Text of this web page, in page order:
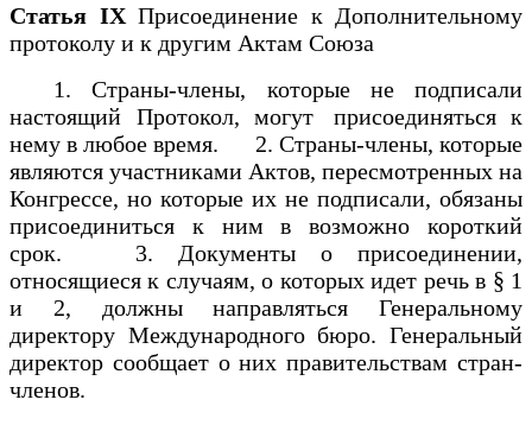
Статья IXПрисоединение к Дополнительному
протоколу и к другим Актам Союза
1. Страны-члены, которые не подписали
настоящий Протокол, могут присоединяться к
нему в любое время. 2. Страны-члены, которые
являются участниками Актов, пересмотренных на
Конгрессе, но которые их не подписали, обязаны
присоединиться к ним в возможно короткий
срок. 3. Документы о присоединении,
относящиеся к случаям, о которых идет речь в § 1
и 2, должны направляться Генеральному
директору Международного бюро. Генеральный
директор сообщает о них правительствам стран-
членов.